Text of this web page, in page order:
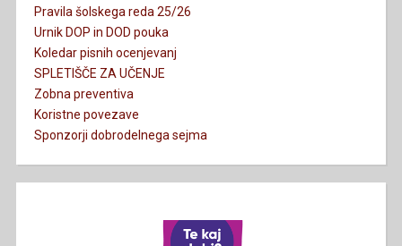
Pravila šolskega reda 25/26
Urnik DOP in DOD pouka
Koledar pisnih ocenjevanj
SPLETIŠČE ZA UČENJE
Zobna preventiva
Koristne povezave
Sponzorji dobrodelnega sejma